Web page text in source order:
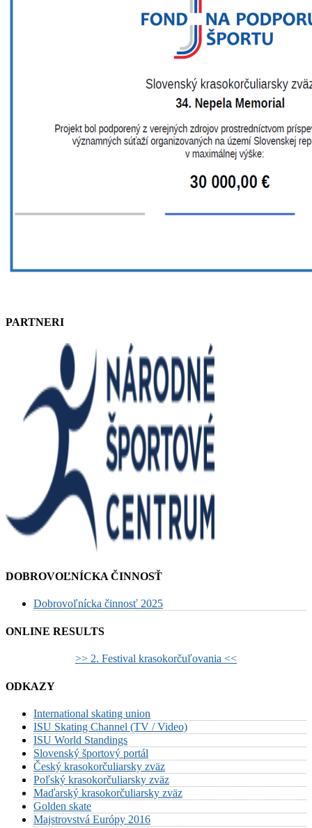
PARTNERI
DOBROVOĽNÍCKA ČINNOSŤ
Dobrovoľnícka činnosť 2025
ONLINE RESULTS
>> 2. Festival krasokorčuľovania <<
ODKAZY
International skating union
ISU Skating Channel (TV / Video)
ISU World Standings
Slovenský športový portál
Český krasokorčuliarsky zväz
Poľský krasokorčuliarsky zväz
Maďarský krasokorčuliarsky zväz
Golden skate
Majstrovstvá Európy 2016